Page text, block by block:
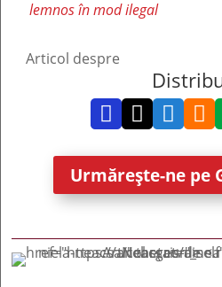
lemnos în mod ilegal
Articol despre
   
Urmărește-ne pe